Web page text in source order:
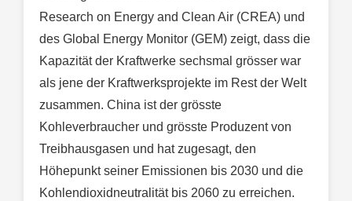
Research on Energy and Clean Air (CREA) und
des Global Energy Monitor (GEM) zeigt, dass die
Kapazität der Kraftwerke sechsmal grösser war
als jene der Kraftwerksprojekte im Rest der Welt
zusammen. China ist der grösste
Kohleverbraucher und grösste Produzent von
Treibhausgasen und hat zugesagt, den
Höhepunkt seiner Emissionen bis 2030 und die
Kohlendioxidneutralität bis 2060 zu erreichen.